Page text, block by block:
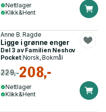
Nettlager
Klikk&Hent
Anne B. Ragde
Ligge i grønne enger
Del 3 av Familien Neshov
Pocket| Norsk, Bokmål
229,-208,-
Nettlager
Klikk&Hent